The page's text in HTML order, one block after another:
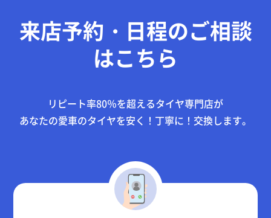
来店予約・日程のご相談
はこちら
リピート率80％を超えるタイヤ専門店が
あなたの愛車のタイヤを安く！丁寧に！ 交換します。